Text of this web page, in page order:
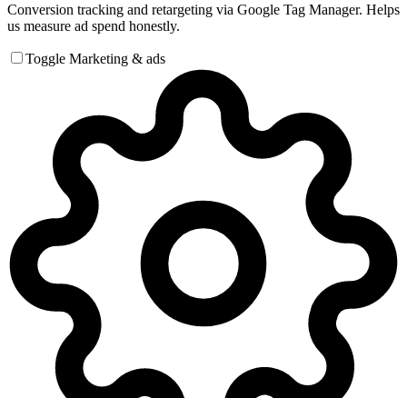
Conversion tracking and retargeting via Google Tag Manager. Helps
us measure ad spend honestly.
Toggle Marketing & ads